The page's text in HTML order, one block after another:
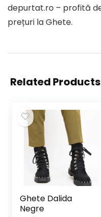
depurtat.ro – profită
prețuri la Ghete.
Related Products
Ghete Dalida
Negre